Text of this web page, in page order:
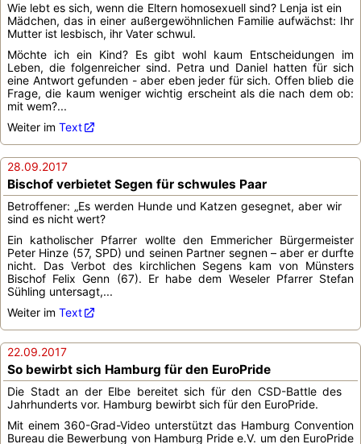
Wie lebt es sich, wenn die Eltern homosexuell sind? Lenja ist ein
Mädchen, das in einer außergewöhnlichen Familie aufwächst: Ihr
Mutter ist lesbisch, ihr Vater schwul.
Möchte ich ein Kind? Es gibt wohl kaum Entscheidungen im
Leben, die folgenreicher sind. Petra und Daniel hatten für sich
eine Antwort gefunden - aber eben jeder für sich. Offen blieb die
Frage, die kaum weniger wichtig erscheint als die nach dem ob:
mit wem?...
Weiter im Text
28.09.2017
Bischof verbietet Segen für schwules Paar
Betroffener: „Es werden Hunde und Katzen gesegnet, aber wir
sind es nicht wert?
Ein katholischer Pfarrer wollte den Emmericher Bürgermeister
Peter Hinze (57, SPD) und seinen Partner segnen – aber er durfte
nicht. Das Verbot des kirchlichen Segens kam von Münsters
Bischof Felix Genn (67). Er habe dem Weseler Pfarrer Stefan
Sühling untersagt,...
Weiter im Text
22.09.2017
So bewirbt sich Hamburg für den EuroPride
Die Stadt an der Elbe bereitet sich für den CSD-Battle des
Jahrhunderts vor. Hamburg bewirbt sich für den EuroPride.
Mit einem 360-Grad-Video unterstützt das Hamburg Convention
Bureau die Bewerbung von Hamburg Pride e.V. um den EuroPride